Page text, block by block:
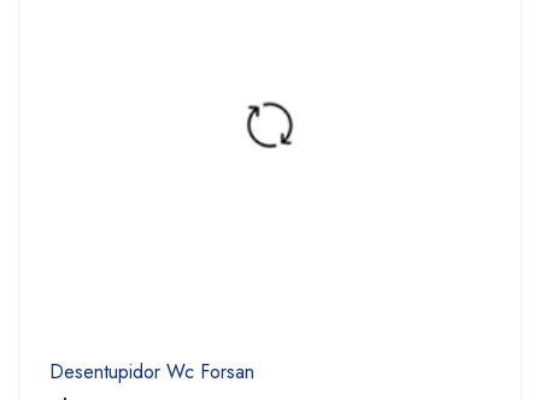
Desentupidor Wc Forsan